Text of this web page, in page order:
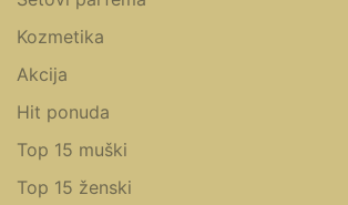
Kozmetika
Akcija
Hit ponuda
Top 15 muški
Top 15 ženski